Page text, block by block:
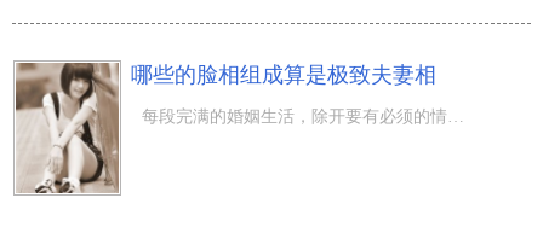
哪些的脸相组成算是极致夫妻相